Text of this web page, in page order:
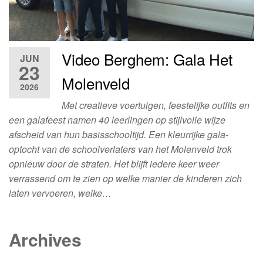
JUN
23
2026
Video Berghem: Gala Het
Molenveld
Met creatieve voertuigen, feestelijke outfits en
een galafeest namen 40 leerlingen op stijlvolle wijze
afscheid van hun basisschooltijd. Een kleurrijke gala-
optocht van de schoolverlaters van het Molenveld trok
opnieuw door de straten. Het blijft iedere keer weer
verrassend om te zien op welke manier de kinderen zich
laten vervoeren, welke…
Archives